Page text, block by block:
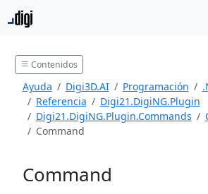
Contenidos
Ayuda Digi3D.AI Programación
Referencia
Digi21.DigiNG.Plugin
Digi21.DigiNG.Plugin.Commands
Command
Command